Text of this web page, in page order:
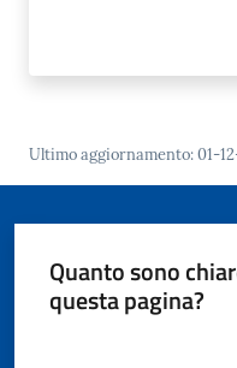
Ultimo aggiornamento:01-
Quanto sono
questa pagina?